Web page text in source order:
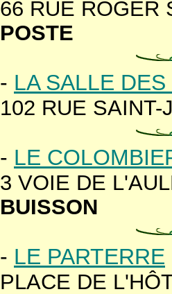
66 RUE ROGER
POSTE
- LA SALLE
102 RUE
- LE
3 VOIE DE
BUISSON
- LE PARTERRE
PLACE DE